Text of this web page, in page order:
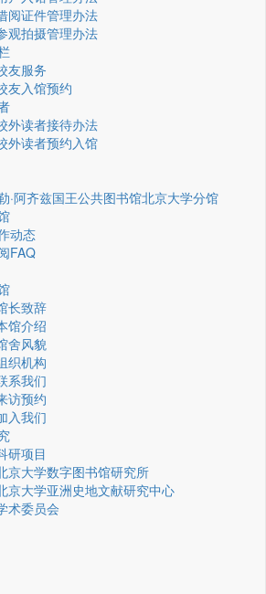
阅证件管理办法
观拍摄管理办法
友服务
友入馆预约
外读者接待办法
外读者预约入馆
·阿齐兹国王公共图书馆北京大学分馆
动态
FAQ
长致辞
馆介绍
舍风貌
织机构
系我们
访预约
入我们
研项目
京大学数字图书馆研究所
京大学亚洲史地文献研究中心
术委员会